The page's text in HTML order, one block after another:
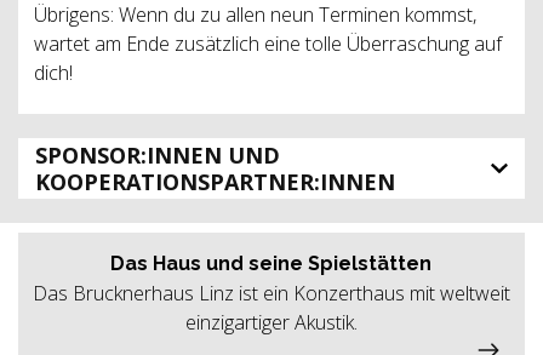
Übrigens: Wenn du zu allen neun Terminen kommst,
wartet am Ende zusätzlich eine tolle Überraschung auf
dich!
SPONSOR:INNEN UND
KOOPERATIONSPARTNER:INNEN
Das Haus und seine Spielstätten
Das Brucknerhaus Linz ist ein Konzerthaus mit weltweit
einzigartiger Akustik.